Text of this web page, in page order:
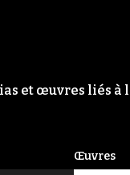
et œuvres liés à
Œuvres